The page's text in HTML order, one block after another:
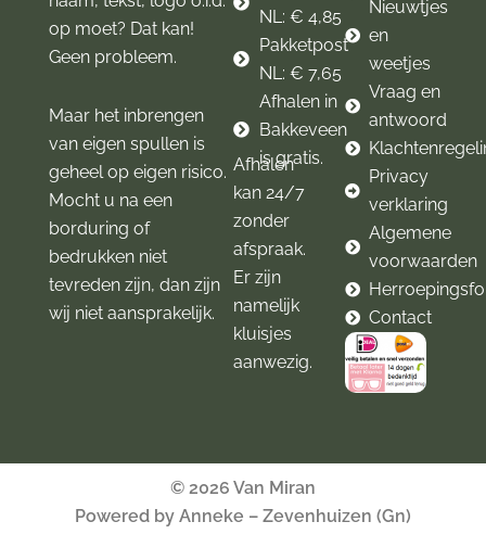
op moet? Dat kan!
Geen probleem.
Maar het inbrengen
van eigen spullen is
geheel op eigen risico.
Mocht u na een
borduring of
bedrukken niet
tevreden zijn, dan zijn
wij niet aansprakelijk.
NL: € 4,85
Pakketpost
NL: € 7,65
Afhalen in
Bakkeveen
is gratis.
Afhalen
kan 24/7
zonder
afspraak.
Er zijn
namelijk
kluisjes
aanwezig.
Nieuwtjes
en
weetjes
Vraag en
antwoord
Privacy
verklaring
Algemene
voorwaarden
Contact
© 2026 Van Miran
Powered by Anneke – Zevenhuizen (Gn)